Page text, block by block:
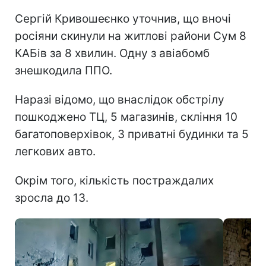
Сергій Кривошеєнко уточнив, що вночі
росіяни скинули на житлові райони Сум 8
КАБів за 8 хвилин. Одну з авіабомб
знешкодила ППО.
Наразі відомо, що внаслідок обстрілу
пошкоджено ТЦ, 5 магазинів, скління 10
багатоповерхівок, 3 приватні будинки та 5
легкових авто.
Окрім того, кількість постраждалих
зросла до 13.